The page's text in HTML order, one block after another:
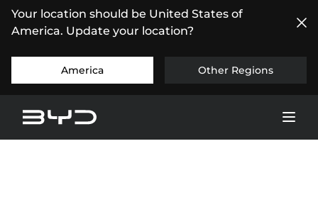
Your location should be United States of
America. Update your location?
America Other Regions